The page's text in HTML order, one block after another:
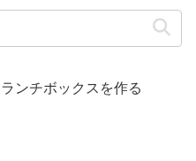
ンチボックスを作る